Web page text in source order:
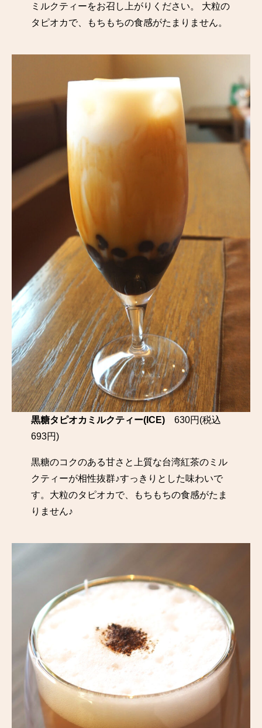
ミルクティーをお召し上がりください。 大粒の
タピオカで、もちもちの食感がたまりません。
黒糖タピオカミルクティー(ICE)630円(税込
693円)
黒糖のコクのある甘さと上質な台湾紅茶のミル
クティーが相性抜群♪すっきりとした味わいで
す。大粒のタピオカで、もちもちの食感がたま
りません♪